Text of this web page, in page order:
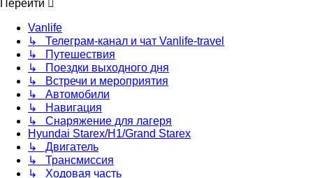
Перейти
Vanlife
↳ Телеграм-канал и чат Vanlife-travel
↳ Путешествия
↳ Поездки выходного дня
↳ Встречи и мероприятия
↳ Автомобили
↳ Навигация
↳ Снаряжение для лагеря
Hyundai Starex/H1/Grand Starex
↳ Двигатель
↳ Трансмиссия
↳ Ходовая часть